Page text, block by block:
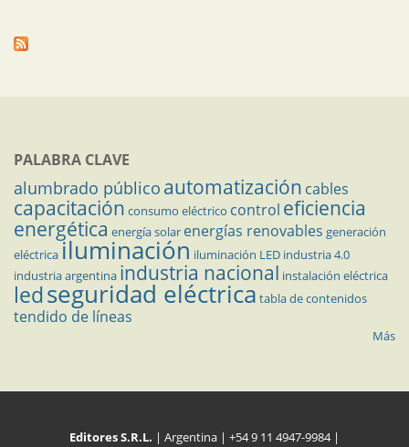
PALABRA CLAVE
alumbrado público automatización cables
capacitación consumo eléctrico control eficiencia
energética energía solar energías renovables generación
eléctricailuminación iluminación LED industria 4.0
industria argentina industria nacional instalación eléctrica
ledseguridad eléctrica tabla de contenidos
tendido de líneas
Más
Editores S.R.L. | Argentina | +54 9 11 4947-9984 |